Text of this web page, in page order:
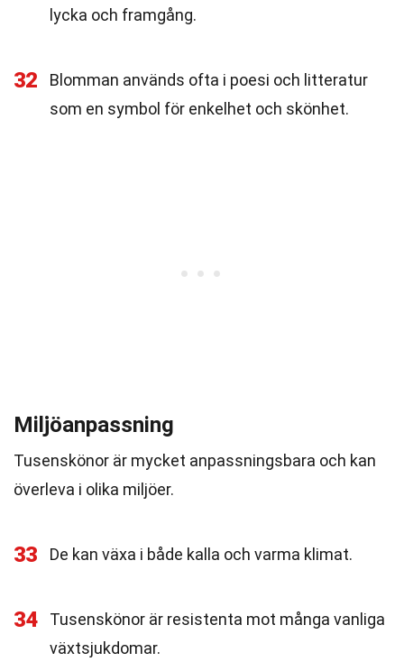
lycka och framgång.
32
Blomman används ofta i poesi och litteratur
som en symbol för enkelhet och skönhet.
Miljöanpassning
Tusenskönor är mycket anpassningsbara och kan
överleva i olika miljöer.
33 De kan växa i både kalla och varma klimat.
34
Tusenskönor är resistenta mot många vanliga
växtsjukdomar.